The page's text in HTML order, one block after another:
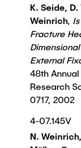
K. Seide,
Weinrich,
Fracture
External
48th
Research
0717, 2002
4-07.145V
N.